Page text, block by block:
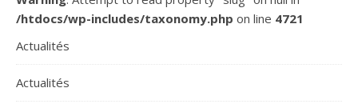
/htdocs/wp-includes/taxonomy.php on line 4721
Actualités
Actualités